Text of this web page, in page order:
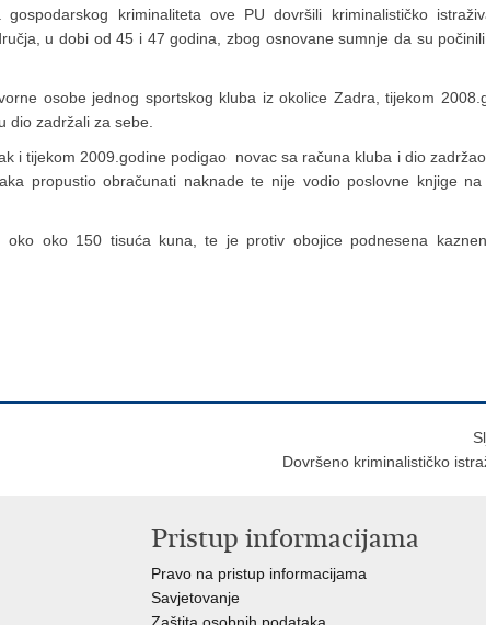
kriminaliteta ove PU dovršili kriminalističko
u dobi od 45 i 47 godina, zbog osnovane sumnje da su
osobe jednog sportskog kluba iz okolice Zadra, tijekom
dio zadržali za sebe.
i tijekom 2009.godine podigao novac sa računa kluba i dio
propustio obračunati naknade te nije vodio poslovne knjige na
oko 150 tisuća kuna, te je protiv obojice podnesena
Dovršeno kriminalističko
Pristup informacijama
Pravo na pristup informacijama
Savjetovanje